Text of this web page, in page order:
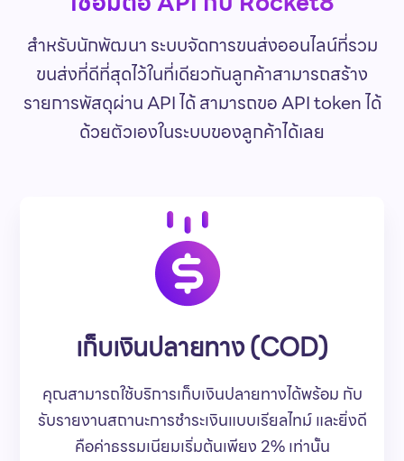
สำหรับนักพัฒนา ระบบจัดการขนส่งออนไลน์ที่รวม
ขนส่งที่ดีที่สุดไว้ในที่เดียวกันลูกค้าสามารถสร้าง
รายการพัสดุผ่าน API ได้ สามารถขอ API token ได้
ด้วยตัวเองในระบบของลูกค้าได้เลย
เก็บเงินปลายทาง (COD)
คุณสามารถใช้บริการเก็บเงินปลายทางได้พร้อม กับ
รับรายงานสถานะการชำระเงินแบบเรียลไทม์ และยิ่งดี
คือค่าธรรมเนียมเริ่มต้นเพียง 2% เท่านั้น